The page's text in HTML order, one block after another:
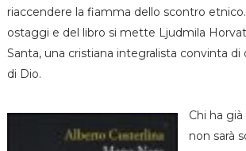
riaccendere la fiamma dello scontro
ostaggi e del libro si mette Ljudmila
Santa, una cristiana integralista convinta di
di Dio.
Chi ha
non sarà